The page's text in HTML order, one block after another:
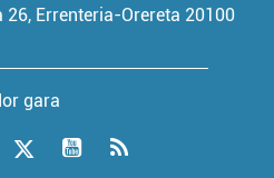
26, Errenteria-Orereta 20100
gara